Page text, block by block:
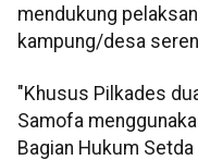
mendukung
kampung/desa
"Khusus Pilkades
Samofa
Bagian Hukum